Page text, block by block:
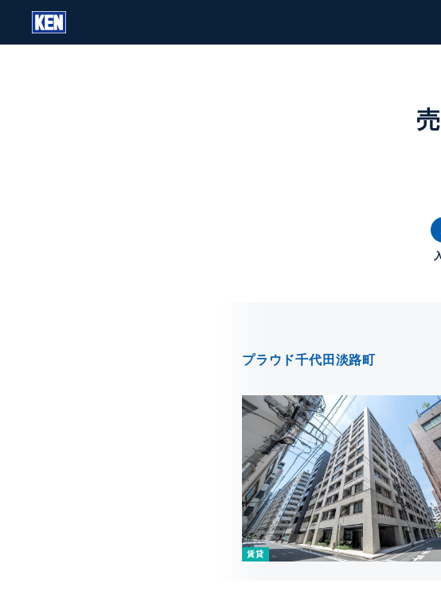
プラウド千代田淡路町
賃貸